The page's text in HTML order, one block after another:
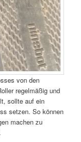
von den
regelmäßig und
sollte auf ein
setzen. So können
machen zu